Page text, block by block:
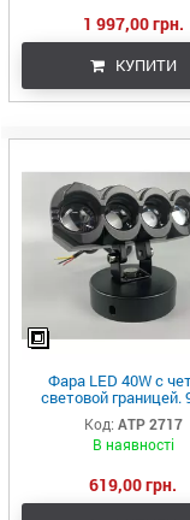
1 997,00 грн.
КУПИТИ
Фара LED 40W с
световой границей.
ближний + дальний
Код: ATP 2717
В наявності
619,00 грн.